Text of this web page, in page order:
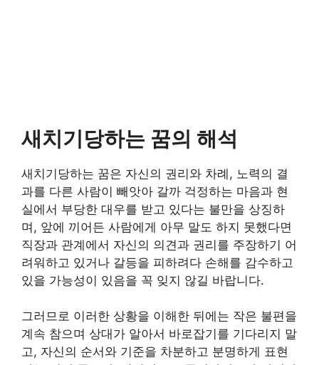
새치기당하는 꿈의 해석
새치기당하는 꿈은 자신의 권리와 차례, 노력의 결
과를 다른 사람이 빼앗아 갈까 걱정하는 마음과 현
실에서 부당한 대우를 받고 있다는 불만을 상징하
며, 앞에 끼어든 사람에게 아무 말도 하지 못했다면
직장과 관계에서 자신의 의견과 권리를 주장하기 어
려워하고 있거나 갈등을 피하려다 손해를 감수하고
있을 가능성이 있음을 꼭 잊지 않길 바랍니다.
그러므로 이러한 상황을 이해한 뒤에는 작은 불편을
계속 참으며 상대가 알아서 바로잡기를 기다리지 말
고, 자신의 순서와 기준을 차분하고 분명하게 표현